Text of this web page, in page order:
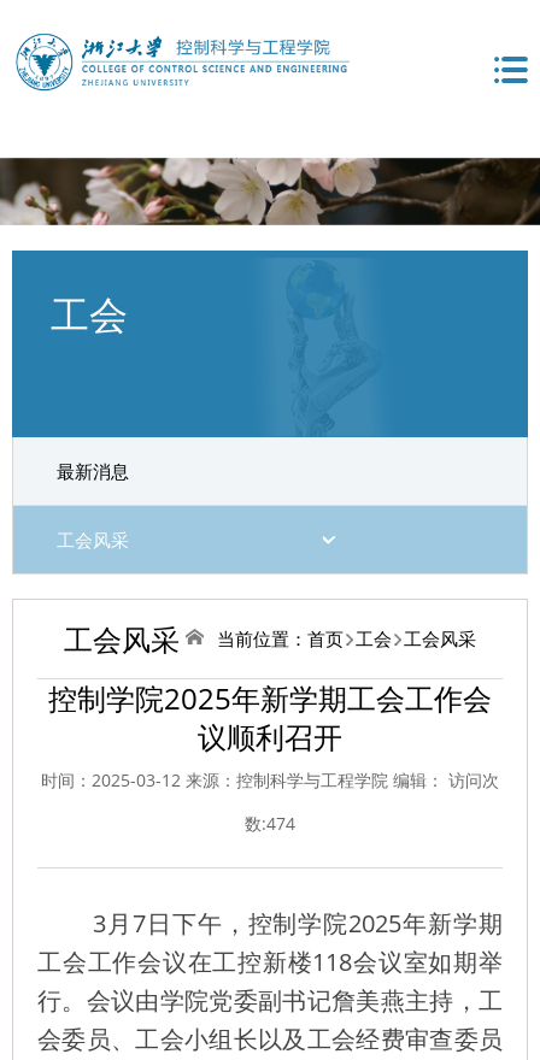
工会
最新消息
工会风采
工会风采 当前位置： 首页 工会 工会风采
控制学院2025年新学期工会工作会
议顺利召开
时间：2025-03-12 来源：控制科学与工程学院 编辑： 访问次
数:474
3月7日下午，控制学院2025年新学期
工会工作会议在工控新楼118会议室如期举
行。会议由学院党委副书记詹美燕主持，工
会委员、工会小组长以及工会经费审查委员